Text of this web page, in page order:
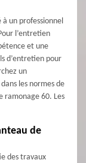
à un professionnel
l’entretien
et une
d’entretien pour
un
les normes de
ramonage 60. Les
de
des travaux